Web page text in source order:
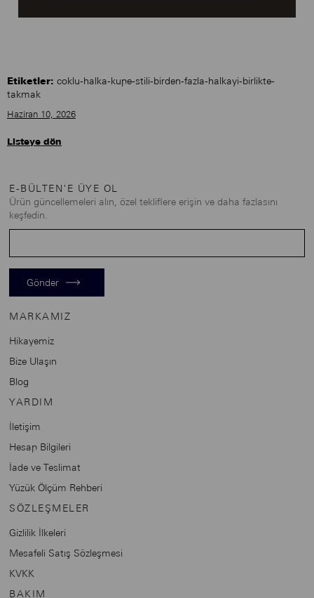
Etiketler: coklu-halka-kupe-stili-birden-fazla-halkayi-birlikte-
takmak
Haziran 10, 2026
Listeye dön
E-BÜLTEN'E ÜYE OL
Ürün güncellemeleri alın, özel tekliflere erişin ve daha fazlasını
keşfedin.
Gönder
MARKAMIZ
Hikayemiz
Bize Ulaşın
Blog
YARDIM
İletişim
Hesap Bilgileri
İade ve Teslimat
Yüzük Ölçüm Rehberi
SÖZLEŞMELER
Gizlilik İlkeleri
Mesafeli Satış Sözleşmesi
KVKK
BAKIM